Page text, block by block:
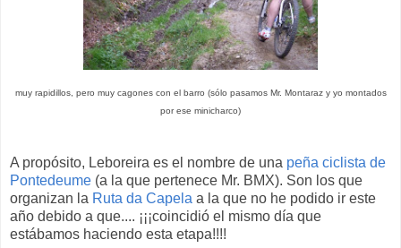
muy rapidillos, pero muy cagones con el barro (sólo pasamos Mr. Montaraz y yo montados
por ese minicharco)
A propósito, Leboreira es el nombre de una peña ciclista de
Pontedeume (a la que pertenece Mr. BMX). Son los que
organizan la Ruta da Capela a la que no he podido ir este
año debido a que.... ¡¡¡coincidió el mismo día que
estábamos haciendo esta etapa!!!!